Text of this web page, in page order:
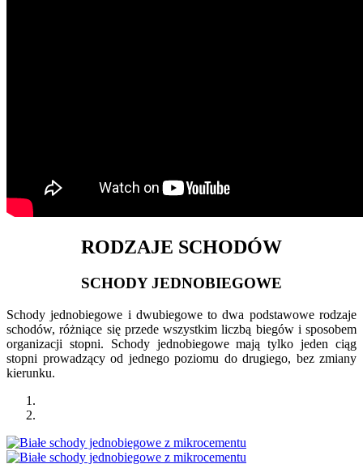
RODZAJE SCHODÓW
SCHODY JEDNOBIEGOWE
Schody jednobiegowe i dwubiegowe to dwa podstawowe rodzaje
schodów, różniące się przede wszystkim liczbą biegów i sposobem
organizacji stopni. Schody jednobiegowe mają tylko jeden ciąg
stopni prowadzący od jednego poziomu do drugiego, bez zmiany
kierunku.